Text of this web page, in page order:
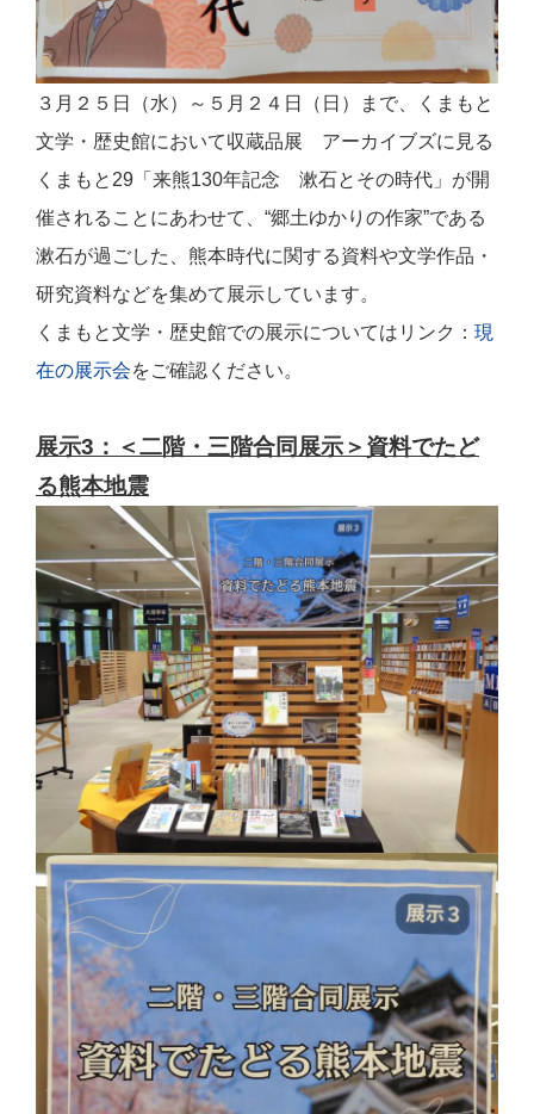
３月２５日（水）～５月２４日（日）まで、くまもと
文学・歴史館において収蔵品展 アーカイブズに見る
くまもと29「来熊130年記念 漱石とその時代」が開
催されることにあわせて、“郷土ゆかりの作家”である
漱石が過ごした、熊本時代に関する資料や文学作品・
研究資料などを集めて展示しています。
くまもと文学・歴史館での展示についてはリンク： 現
在の展示会をご確認ください。
展示3：＜二階・三階合同展示＞資料でたど
る熊本地震